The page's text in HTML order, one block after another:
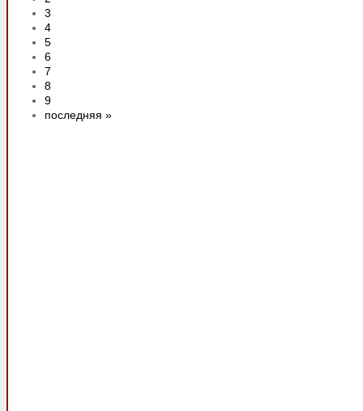
3
4
5
6
7
8
9
последняя »